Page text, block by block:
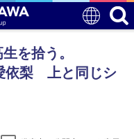
を拾う。
依梨 上と同じシ